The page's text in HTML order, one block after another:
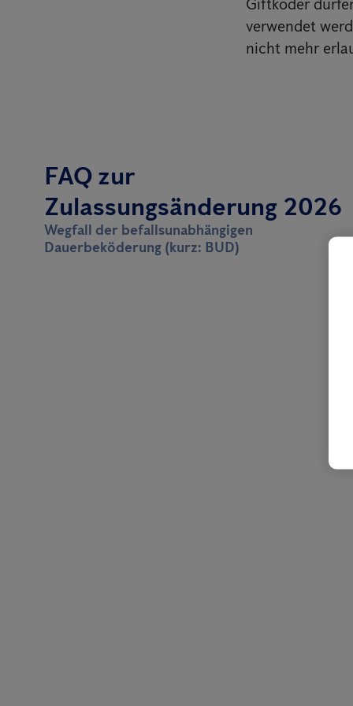
Giftköder
verwendet
nicht mehr
FAQ zur
Zulassungsänderung 2026
Wegfall der befallsunabhängigen
Dauerbeköderung (kurz: BUD)